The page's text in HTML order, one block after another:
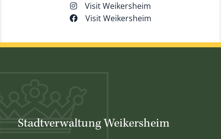
Visit Weikersheim
Visit Weikersheim
Stadtverwaltung Weikersheim